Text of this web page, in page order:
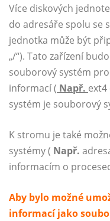
Více diskových
do adresáře spolu se
jednotka může být
„/“). Tato zařízení
souborový systém
informací ( Např.
systém je souborový
K stromu je také
systémy ( Např.
informacím o
Aby bylo možné
informací jako